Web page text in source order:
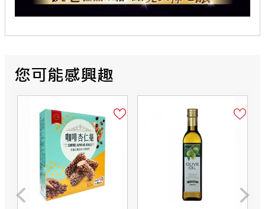
Previous Next